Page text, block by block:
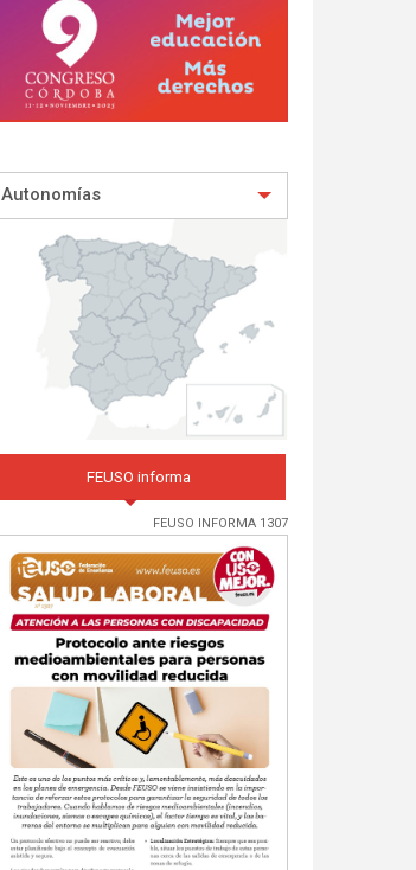
Autonomías
FEUSO informa
FEUSO INFORMA 1307